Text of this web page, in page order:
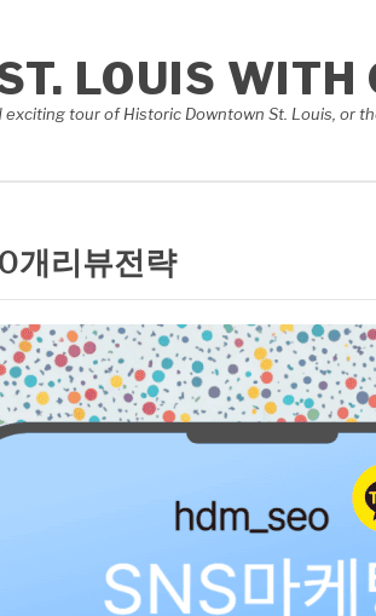
LOUIS WITH
exciting tour of Historic Downtown St. Louis, or
개리뷰전략